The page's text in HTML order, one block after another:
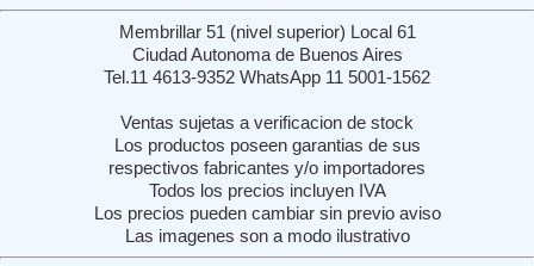
Membrillar 51 (nivel superior) Local 61
Ciudad Autonoma de Buenos Aires
Tel.11 4613-9352 WhatsApp 11 5001-1562
Ventas sujetas a verificacion de stock
Los productos poseen garantias de sus
respectivos fabricantes y/o importadores
Todos los precios incluyen IVA
Los precios pueden cambiar sin previo aviso
Las imagenes son a modo ilustrativo